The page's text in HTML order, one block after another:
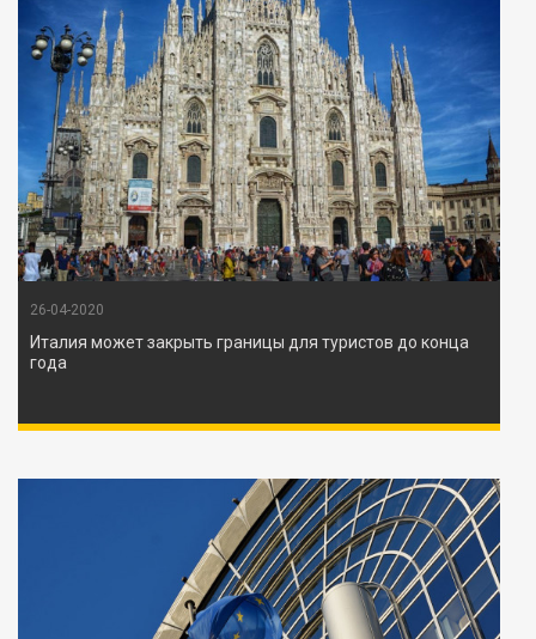
26-04-2020
Италия может закрыть границы для туристов до конца
года